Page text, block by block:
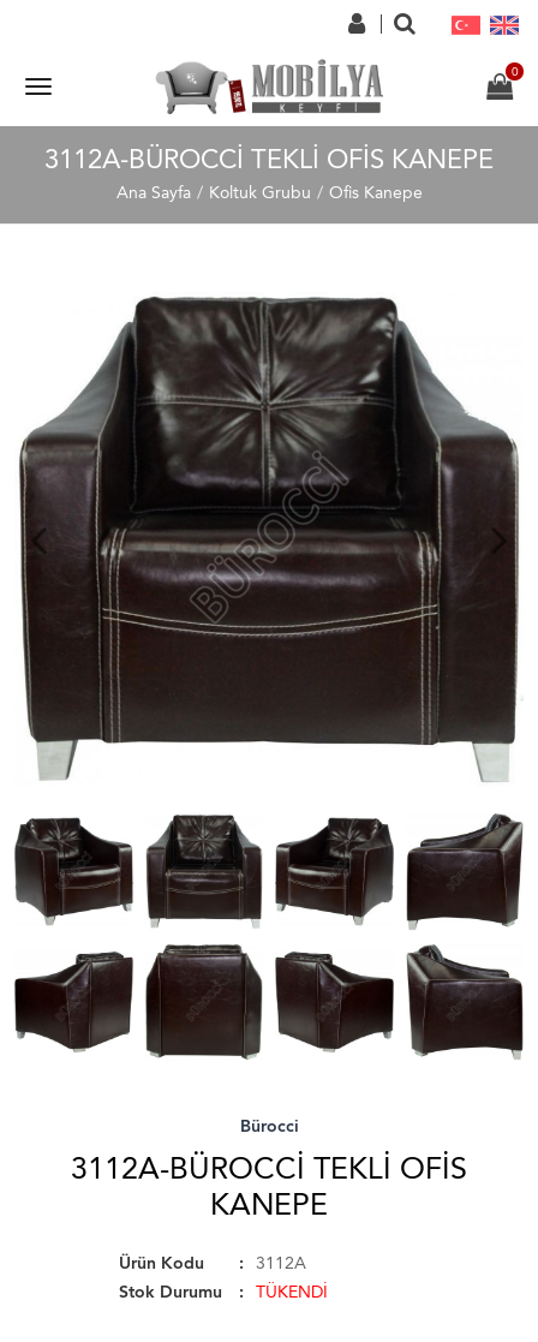
3112A-BÜROCCI TEKLI OFIS KANEPE
Ana Sayfa Koltuk Grubu Ofis Kanepe
Bürocci
3112A-BÜROCCI TEKLI OFIS
KANEPE
Ürün Kodu
3112A
Stok Durumu
TÜKENDİ